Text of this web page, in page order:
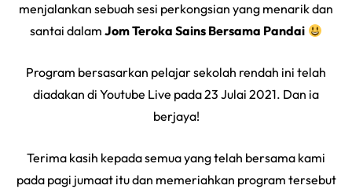
menjalankan sebuah sesi perkongsian yang menarik dan
santai dalamJom Teroka Sains Bersama Pandai
Program bersasarkan pelajar sekolah rendah ini telah
diadakan di Youtube Live pada 23 Julai 2021. Dan ia
berjaya!
Terima kasih kepada semua yang telah bersama kami
pada pagi jumaat itu dan memeriahkan program tersebut